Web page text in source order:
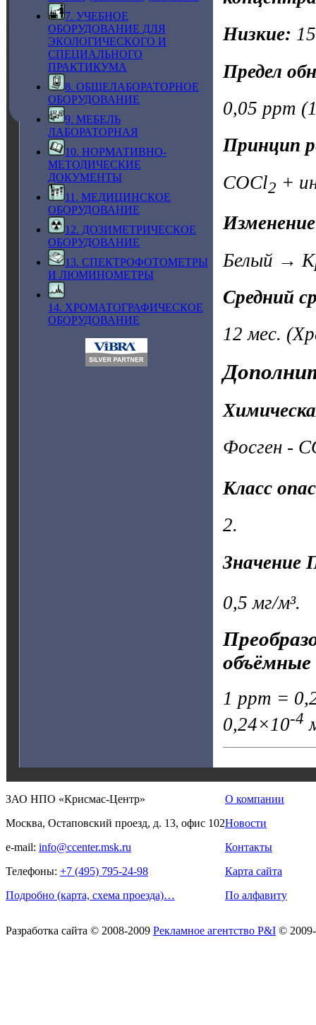
7. УЧЕБНОЕ
ОБОРУДОВАНИЕ ДЛЯ
ЭКОЛОГИЧЕСКОГО И
СПЕЦИАЛЬНОГО
ПРАКТИКУМА
8. ОБЩЕЛАБОРАТОРНОЕ
ОБОРУДОВАНИЕ
9. МЕБЕЛЬ
ЛАБОРАТОРНАЯ
10. НОРМАТИВНО-
МЕТОДИЧЕСКИЕ
ДОКУМЕНТЫ
11. МЕДИЦИНСКОЕ
ОБОРУДОВАНИЕ
12. ДОЗИМЕТРИЧЕСКОЕ
ОБОРУДОВАНИЕ
13. СПЕКТРОФОТОМЕТРЫ
И ЛЮМИНОМЕТРЫ
14. ХРОМАТОГРАФИЧЕСКОЕ
ОБОРУДОВАНИЕ
Низкие:
Предел
0,05 ppm
Принцип
COCl2 +
Белый →
Средний
12 мес.
Фосген -
Класс
2.
Значение
0,5 мг/м³.
объёмные
1 ppm =
0,24×10-4
ЗАО НПО «Крисмас-Центр»
Москва, Остаповский проезд, д. 13, офис 102
e-mail: info@ccenter.msk.ru
Телефоны: +7 (495) 795-24-98
Подробно (карта, схема проезда)…
О компании
Новости
Контакты
Карта сайта
По алфавиту
Разработка сайта © 2008-2009 Рекламное агентство P&I ©